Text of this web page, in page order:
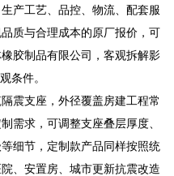
产工艺、品控、物流、配套服
质与合理成本的原厂报价，可
胶制品有限公司，客观拆解影
条件。
震支座，外径覆盖房建工程常
需求，可调整支座叠层厚度、
细节，定制款产品同样按照统
、安置房、城市更新抗震改造